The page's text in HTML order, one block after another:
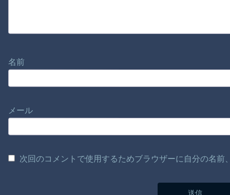
名前
メール
次回のコメントで使用するためブラウザーに自分の名